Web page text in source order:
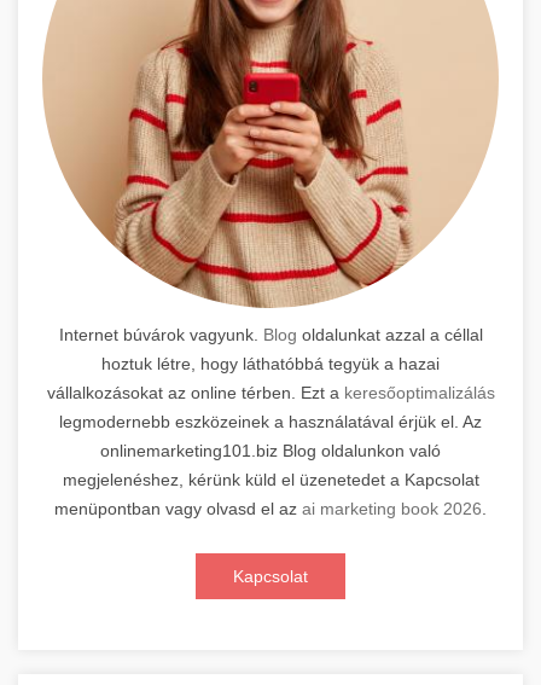
Internet búvárok vagyunk. Blog oldalunkat azzal a céllal
hoztuk létre, hogy láthatóbbá tegyük a hazai
vállalkozásokat az online térben. Ezt a keresőoptimalizálás
legmodernebb eszközeinek a használatával érjük el. Az
onlinemarketing101.biz Blog oldalunkon való
megjelenéshez, kérünk küld el üzenetedet a Kapcsolat
menüpontban vagy olvasd el az ai marketing book 2026
Kapcsolat